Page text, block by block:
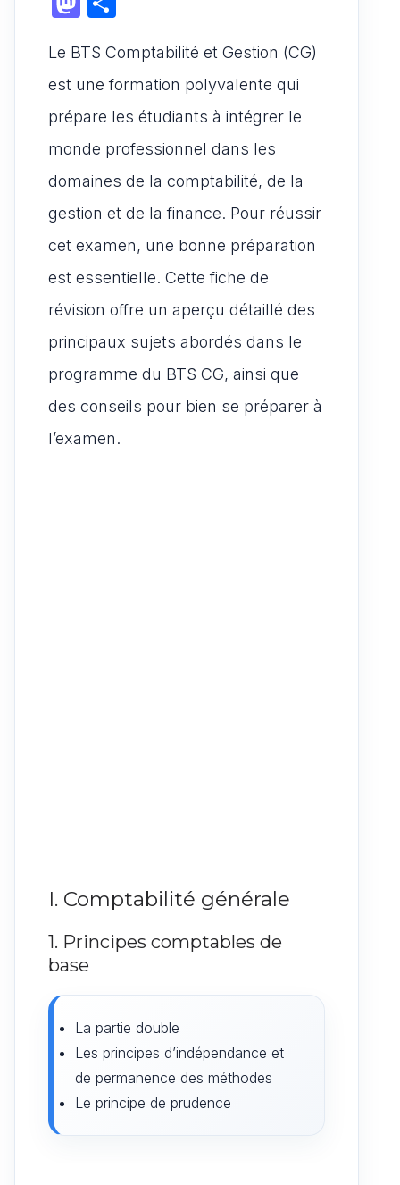
at
s
A
p
p
e
b
o
o
k
l
di
t
st
o
d
o
n
ta
g
er
Le BTS Comptabilité et Gestion (CG)
est une formation polyvalente qui
prépare les étudiants à intégrer le
monde professionnel dans les
domaines de la comptabilité, de la
gestion et de la finance. Pour réussir
cet examen, une bonne préparation
est essentielle. Cette fiche de
révision offre un aperçu détaillé des
principaux sujets abordés dans le
programme du BTS CG, ainsi que
des conseils pour bien se préparer à
l’examen.
I. Comptabilité générale
1. Principes comptables de
base
La partie double
Les principes d’indépendance et
de permanence des méthodes
Le principe de prudence